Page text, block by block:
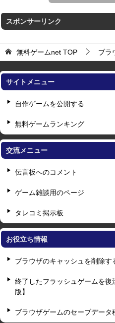
スポンサーリンク
無料ゲームnet TOP ブラ
サイトメニュー
自作ゲームを公開する
無料ゲームランキング
交流メニュー
伝言板へのコメント
ゲーム雑談用のページ
タレコミ掲示板
お役立ち情報
ブラウザのキャッシュを削除す
終了したフラッシュゲームを
版】
ブラウザゲームのセーブデータ